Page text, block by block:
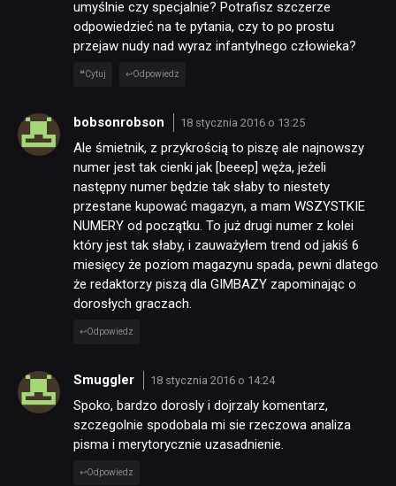
umyślnie czy specjalnie? Potrafisz szczerze
odpowiedzieć na te pytania, czy to po prostu
przejaw nudy nad wyraz infantylnego człowieka?
Cytuj Odpowiedz
bobsonrobson 18 stycznia 2016 o 13:25
Ale śmietnik, z przykrością to piszę ale najnowszy
numer jest tak cienki jak [beeep] węża, jeżeli
następny numer będzie tak słaby to niestety
przestane kupować magazyn, a mam WSZYSTKIE
NUMERY od początku. To już drugi numer z kolei
który jest tak słaby, i zauważyłem trend od jakiś 6
miesięcy że poziom magazynu spada, pewni dlatego
że redaktorzy piszą dla GIMBAZY zapominając o
dorosłych graczach.
Odpowiedz
Smuggler 18 stycznia 2016 o 14:24
Spoko, bardzo dorosly i dojrzaly komentarz,
szczegolnie spodobala mi sie rzeczowa analiza
pisma i merytorycznie uzasadnienie.
Odpowiedz